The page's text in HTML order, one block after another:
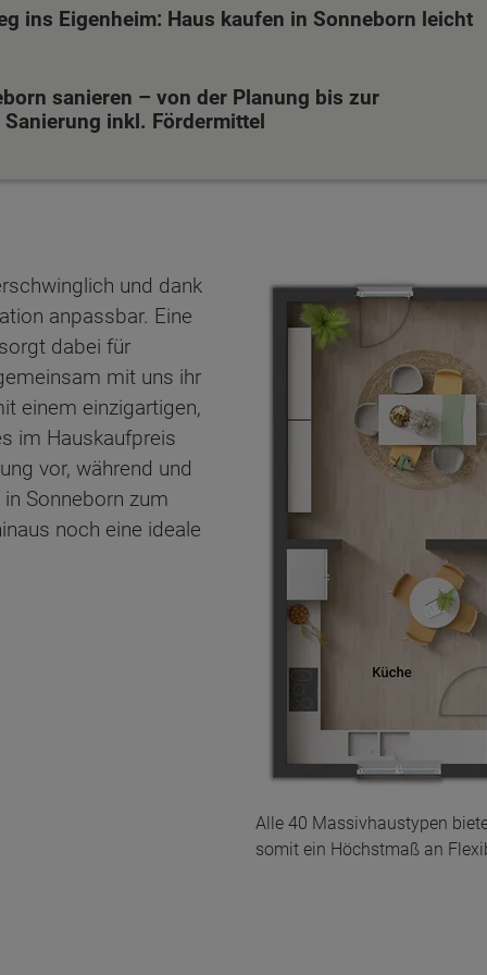
ins Eigenheim: Haus kaufen in Sonneborn leicht
sanieren – von der Planung bis zur
inkl. Fördermittel
Alle 40 Massivhaustypen
somit ein Höchstmaß an
und dank
anpassbar. Eine
dabei für
mit uns ihr
einem einzigartigen,
im Hauskaufpreis
vor, während und
Sonneborn zum
noch eine ideale
Sie suchen?